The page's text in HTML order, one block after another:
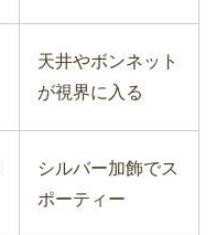
天井やボンネット
が視界に入る
シルバー加飾でス
ポーティー